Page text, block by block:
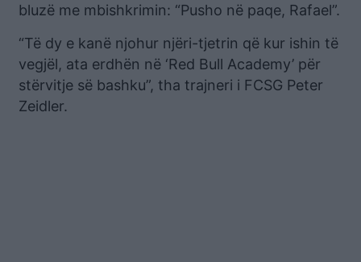
bluzë me mbishkrimin: “Pusho në paqe, Rafael”.
“Të dy e kanë njohur njëri-tjetrin që kur ishin të
vegjël, ata erdhën në ‘Red Bull Academy’ për
stërvitje së bashku”, tha trajneri i FCSG Peter
Zeidler.